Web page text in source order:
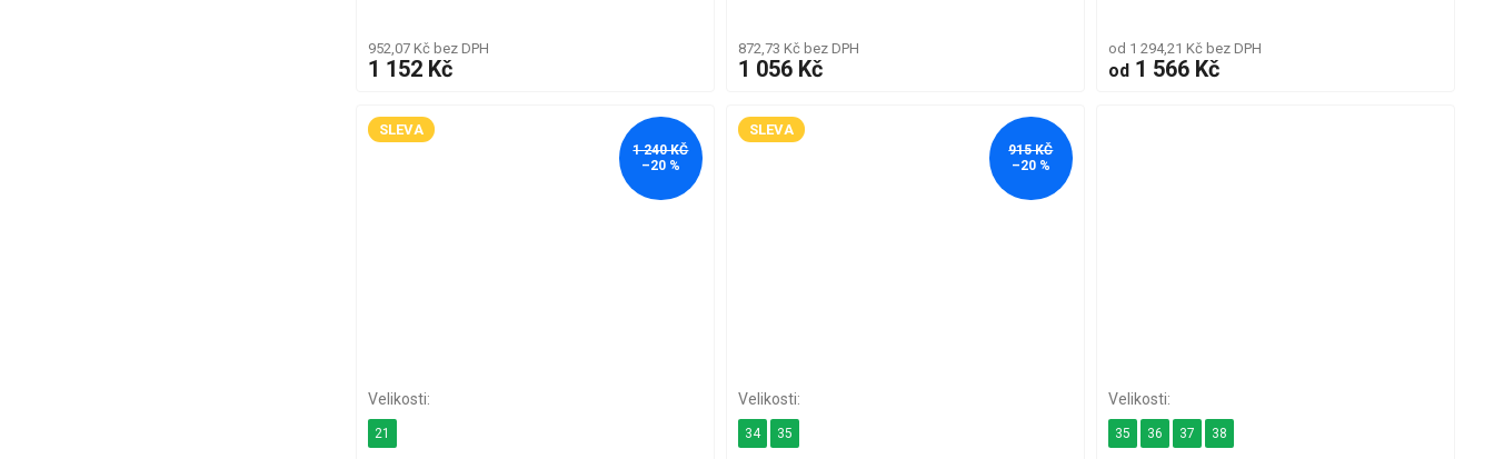
952,07 Kč bez DPH
1 152 Kč
872,73 Kč bez DPH
1 056 Kč
od 1 294,21 Kč bez DPH
od1 566 Kč
SLEVA
1 240 KČ
–20 %
21
SLEVA
915 KČ
–20 %
34 35 35 36 37 38